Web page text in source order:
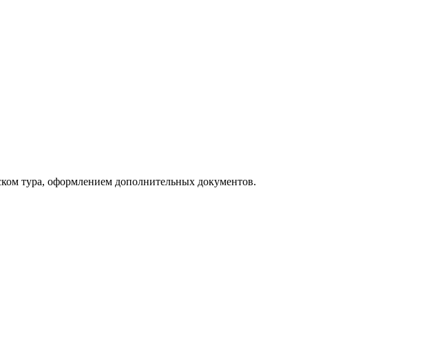
тура, оформлением дополнительных документов.